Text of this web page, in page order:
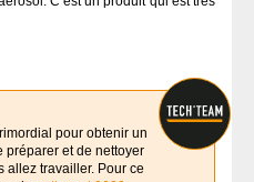
pour obtenir un
préparer et de nettoyer
allez travailler. Pour ce